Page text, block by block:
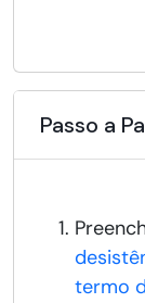
Passo a
termo